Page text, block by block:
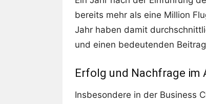
bereits mehr als eine Million
Jahr haben damit
und einen bedeutenden
Erfolg und Nachfrage im
Insbesondere in der Business